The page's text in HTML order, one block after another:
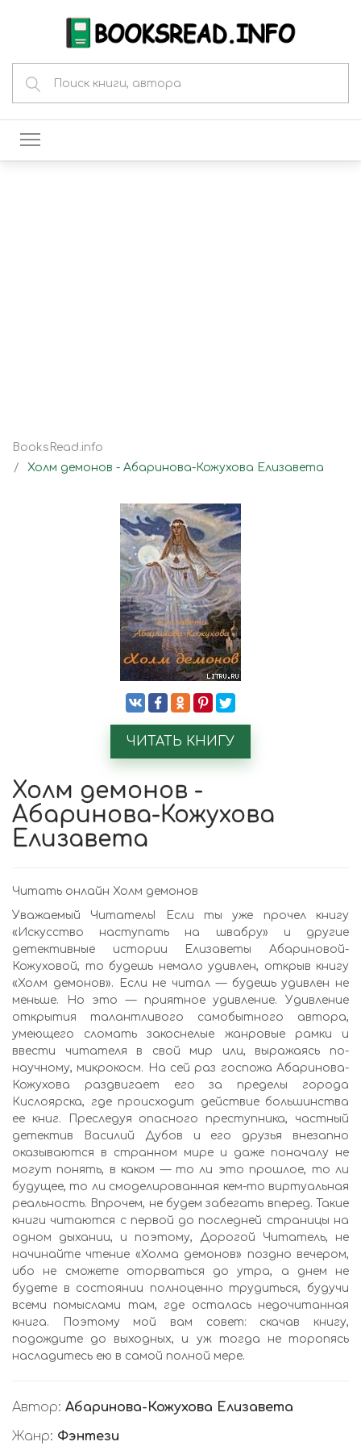
BooksRead.info
Холм демонов - Абаринова-Кожухова Елизавета
ЧИТАТЬ КНИГУ
Холм демонов -
Абаринова-Кожухова
Елизавета
Читать онлайн Холм демонов
Уважаемый Читатель! Если ты уже прочел книгу
«Искусство наступать на швабру» и другие
детективные истории Елизаветы Абариновой-
Кожуховой, то будешь немало удивлен, открыв книгу
«Холм демонов». Если не читал — будешь удивлен не
меньше. Но это — приятное удивление. Удивление
открытия талантливого самобытного автора,
умеющего сломать закоснелые жанровые рамки и
ввести читателя в свой мир или, выражаясь по-
научному, микрокосм. На сей раз госпожа Абаринова-
Кожухова раздвигает его за пределы города
Кислоярска, где происходит действие большинства
ее книг. Преследуя опасного преступника, частный
детектив Василий Дубов и его друзья внезапно
оказываются в странном мире и даже поначалу не
могут понять, в каком — то ли это прошлое, то ли
будущее, то ли смоделированная кем-то виртуальная
реальность. Впрочем, не будем забегать вперед. Такие
книги читаются с первой до последней страницы на
одном дыхании, и поэтому, Дорогой Читатель, не
начинайте чтение «Холма демонов» поздно вечером,
ибо не сможете оторваться до утра, а днем не
будете в состоянии полноценно трудиться, будучи
всеми помыслами там, где осталась недочитанная
книга. Поэтому мой вам совет: скачав книгу,
подождите до выходных, и уж тогда не торопясь
насладитесь ею в самой полной мере.
Автор: Абаринова-Кожухова Елизавета
Жанр: Фэнтези